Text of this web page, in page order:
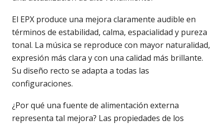
El EPX produce una mejora claramente audible en
términos de estabilidad, calma, espacialidad y pureza
tonal. La música se reproduce con mayor naturalidad,
expresión más clara y con una calidad más brillante.
Su diseño recto se adapta a todas las
configuraciones.
¿Por qué una fuente de alimentación externa
representa tal mejora? Las propiedades de los